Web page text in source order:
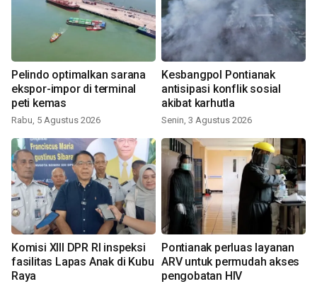
Pelindo optimalkan sarana
ekspor-impor di terminal
peti kemas
Rabu, 5 Agustus 2026
Kesbangpol Pontianak
antisipasi konflik sosial
akibat karhutla
Senin, 3 Agustus 2026
Komisi XIII DPR RI inspeksi
fasilitas Lapas Anak di Kubu
Raya
Pontianak perluas layanan
ARV untuk permudah akses
pengobatan HIV